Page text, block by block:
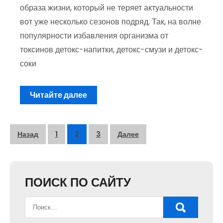
образа жизни, который не теряет актуальности
вот уже несколько сезонов подряд. Так, на волне
популярности избавления организма от
токсинов детокс-напитки, детокс-смузи и детокс-
соки
Читайте далее
Пагинация
Назад 1 2 3 Далее
ПОИСК ПО САЙТУ